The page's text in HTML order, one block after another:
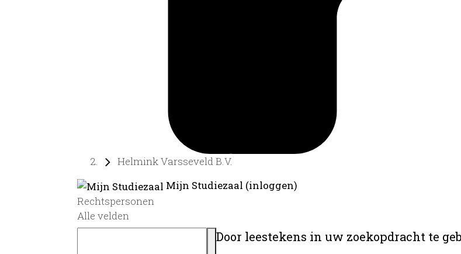
Helmink Varsseveld B.V.
Mijn Studiezaal (inloggen)
Rechtspersonen
Alle velden
Door leestekens in uw zoekopdracht te